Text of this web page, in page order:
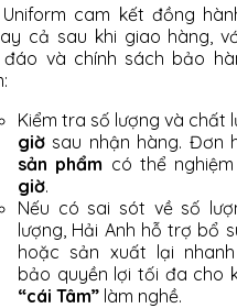
Uniform cam kết đồng
cả sau khi giao hàng,
đáo và chính sách bảo
Kiểm tra số lượng và chất
giờ sau nhận hàng. Đơn
sản phẩm có thể
giờ.
Nếu có sai sót về số
lượng, Hải Anh hỗ trợ bổ
hoặc sản xuất lại
bảo quyền lợi tối đa cho
“cái Tâm” làm nghề.